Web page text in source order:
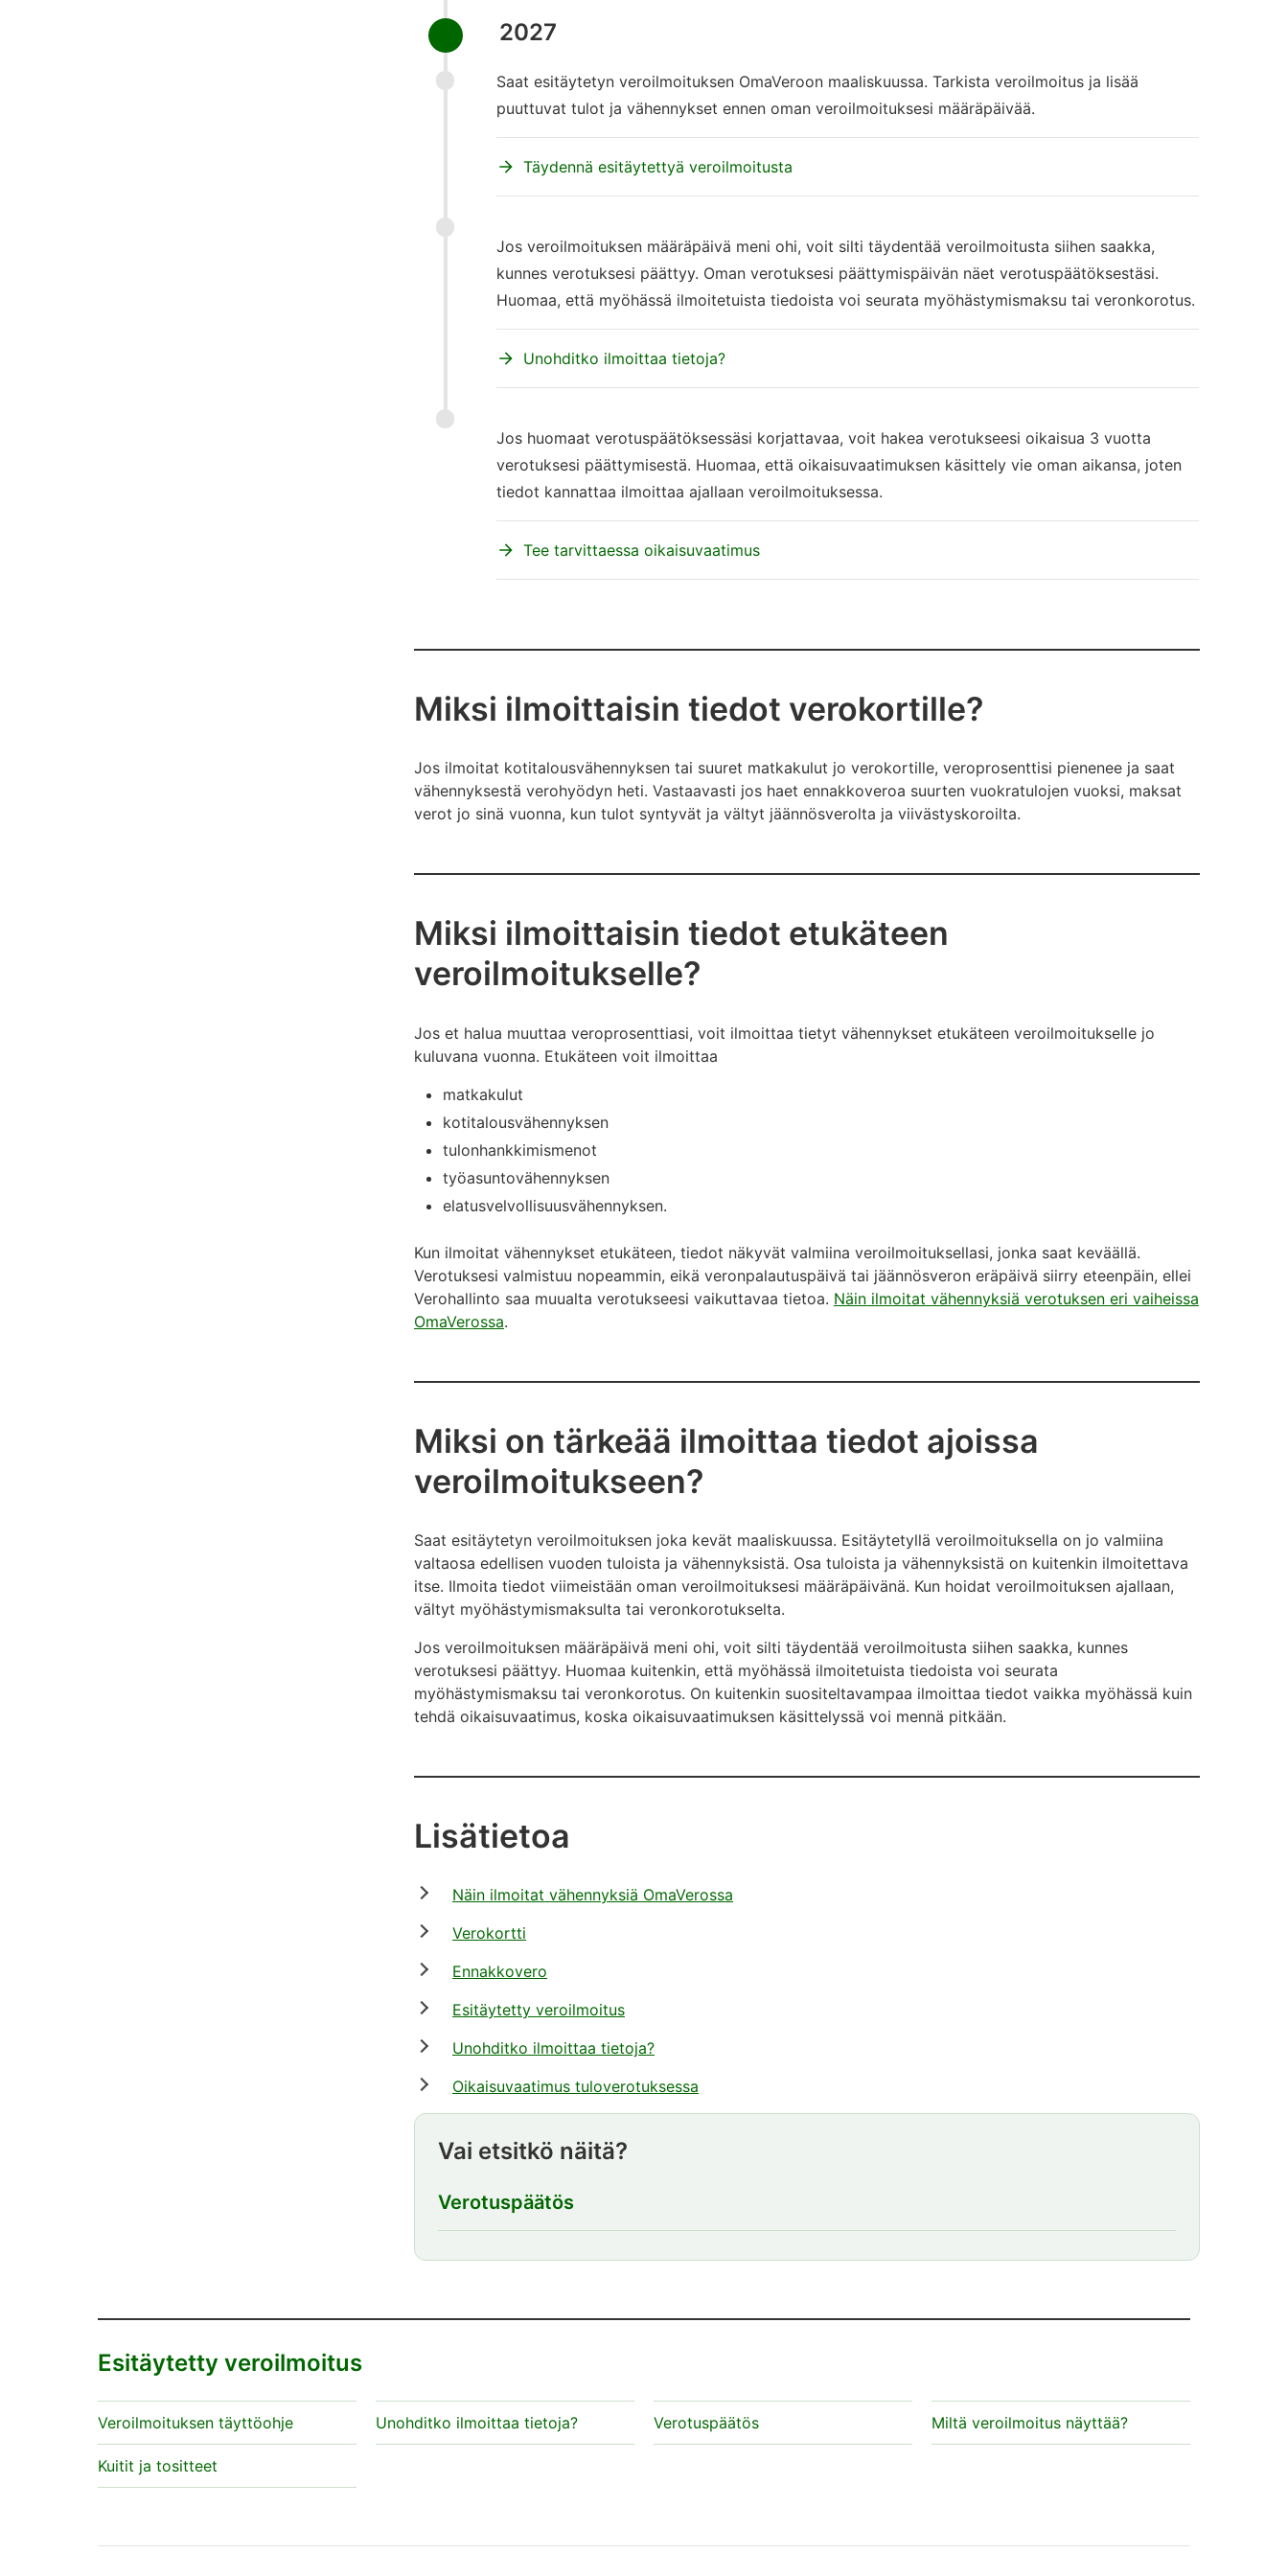
2027
Saat esitäytetyn veroilmoituksen OmaVeroon maaliskuussa. Tarkista veroilmoitus ja lisää
puuttuvat tulot ja vähennykset ennen oman veroilmoituksesi määräpäivää.
Täydennä esitäytettyä veroilmoitusta
Jos veroilmoituksen määräpäivä meni ohi, voit silti täydentää veroilmoitusta siihen saakka,
kunnes verotuksesi päättyy. Oman verotuksesi päättymispäivän näet verotuspäätöksestäsi.
Huomaa, että myöhässä ilmoitetuista tiedoista voi seurata myöhästymismaksu tai veronkorotus.
Unohditko ilmoittaa tietoja?
Jos huomaat verotuspäätöksessäsi korjattavaa, voit hakea verotukseesi oikaisua 3 vuotta
verotuksesi päättymisestä. Huomaa, että oikaisuvaatimuksen käsittely vie oman aikansa, joten
tiedot kannattaa ilmoittaa ajallaan veroilmoituksessa.
Tee tarvittaessa oikaisuvaatimus
Miksi ilmoittaisin tiedot verokortille?
Jos ilmoitat kotitalousvähennyksen tai suuret matkakulut jo verokortille, veroprosenttisi pienenee ja saat
vähennyksestä verohyödyn heti. Vastaavasti jos haet ennakkoveroa suurten vuokratulojen vuoksi, maksat
verot jo sinä vuonna, kun tulot syntyvät ja vältyt jäännösverolta ja viivästyskoroilta.
Miksi ilmoittaisin tiedot etukäteen
veroilmoitukselle?
Jos et halua muuttaa veroprosenttiasi, voit ilmoittaa tietyt vähennykset etukäteen veroilmoitukselle jo
kuluvana vuonna. Etukäteen voit ilmoittaa
matkakulut
kotitalousvähennyksen
tulonhankkimismenot
työasuntovähennyksen
elatusvelvollisuusvähennyksen.
Kun ilmoitat vähennykset etukäteen, tiedot näkyvät valmiina veroilmoituksellasi, jonka saat keväällä.
Verotuksesi valmistuu nopeammin, eikä veronpalautuspäivä tai jäännösveron eräpäivä siirry eteenpäin, ellei
Verohallinto saa muualta verotukseesi vaikuttavaa tietoa. Näin ilmoitat vähennyksiä verotuksen eri vaiheissa
OmaVerossa.
Miksi on tärkeää ilmoittaa tiedot ajoissa
veroilmoitukseen?
Saat esitäytetyn veroilmoituksen joka kevät maaliskuussa. Esitäytetyllä veroilmoituksella on jo valmiina
valtaosa edellisen vuoden tuloista ja vähennyksistä. Osa tuloista ja vähennyksistä on kuitenkin ilmoitettava
itse. Ilmoita tiedot viimeistään oman veroilmoituksesi määräpäivänä. Kun hoidat veroilmoituksen ajallaan,
vältyt myöhästymismaksulta tai veronkorotukselta.
Jos veroilmoituksen määräpäivä meni ohi, voit silti täydentää veroilmoitusta siihen saakka, kunnes
verotuksesi päättyy. Huomaa kuitenkin, että myöhässä ilmoitetuista tiedoista voi seurata
myöhästymismaksu tai veronkorotus. On kuitenkin suositeltavampaa ilmoittaa tiedot vaikka myöhässä kuin
tehdä oikaisuvaatimus, koska oikaisuvaatimuksen käsittelyssä voi mennä pitkään.
Lisätietoa
Näin ilmoitat vähennyksiä OmaVerossa
Verokortti
Ennakkovero
Esitäytetty veroilmoitus
Unohditko ilmoittaa tietoja?
Oikaisuvaatimus tuloverotuksessa
Vai etsitkö näitä?
Verotuspäätös
Esitäytetty veroilmoitus
Veroilmoituksen täyttöohje
Kuitit ja tositteet
Unohditko ilmoittaa tietoja? Verotuspäätös Miltä veroilmoitus näyttää?